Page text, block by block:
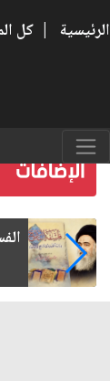
الرئيسية | كل